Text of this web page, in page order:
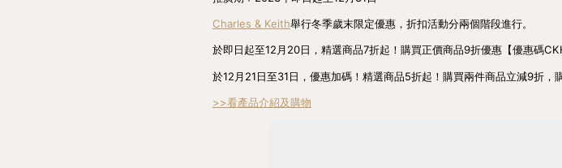
Charles & Keith舉行冬季歲末限定優惠，折扣活動分兩個階段進行。
於即日起至12月20日，精選商品7折起！購買正價商品9折優惠【優惠碼
於12月21日至31日，優惠加碼！精選商品5折起！購買兩件商品立減9折，
>>看產品介紹及購物